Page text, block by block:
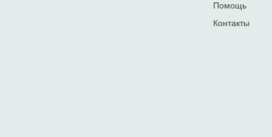
Помощь
Контакты